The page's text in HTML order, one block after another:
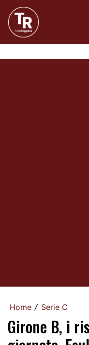
Home / Serie C
Girone B, i